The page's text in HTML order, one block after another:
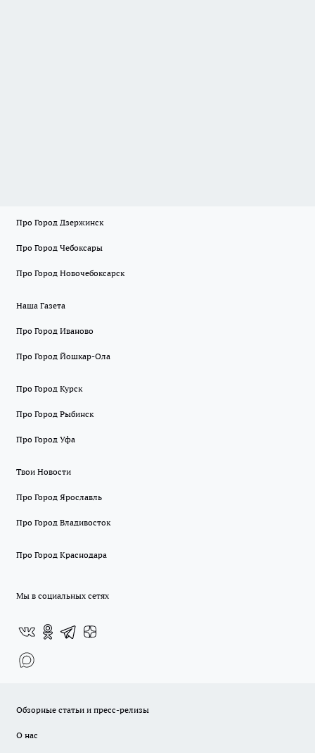
Про Город Дзержинск
Про Город Чебоксары
Про Город Новочебоксарск
Наша Газета
Про Город Иваново
Про Город Йошкар-Ола
Про Город Курск
Про Город Рыбинск
Про Город Уфа
Твои Новости
Про Город Ярославль
Про Город Владивосток
Про Город Краснодара
Мы в социальных сетях
Обзорные статьи и пресс-релизы
О нас